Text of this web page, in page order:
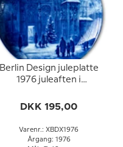
Berlin Design juleplatte
1976 juleaften i
DKK 195,00
Varenr.: XBDX1976
Årgang: 1976